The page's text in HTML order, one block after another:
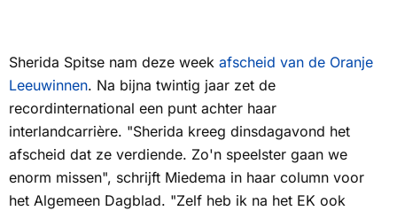
Sherida Spitse nam deze week afscheid van de Oranje
Leeuwinnen. Na bijna twintig jaar zet de
recordinternational een punt achter haar
interlandcarrière. "Sherida kreeg dinsdagavond het
afscheid dat ze verdiende. Zo'n speelster gaan we
enorm missen", schrijft Miedema in haar column voor
het Algemeen Dagblad. "Zelf heb ik na het EK ook